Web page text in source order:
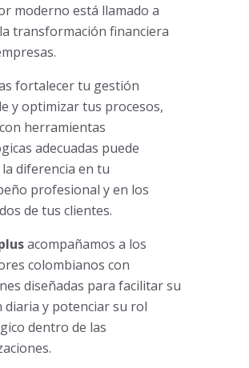
moderno está llamado a
transformación financiera
fortalecer tu gestión
y optimizar tus procesos,
herramientas
adecuadas puede
diferencia en tu
profesional y en los
de tus clientes.
acompañamos a los
colombianos con
diseñadas para facilitar su
diaria y potenciar su rol
dentro de las